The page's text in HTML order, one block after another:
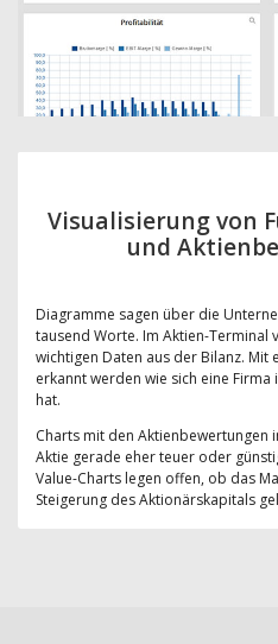
Visualisierung von
und
Diagramme sagen über die
tausend Worte. Im Aktien-Terminal
wichtigen Daten aus der Bilanz. Mit
erkannt werden wie sich eine
hat.
Charts mit den Aktienbewertungen
Aktie gerade eher teuer oder
Value-Charts legen offen, ob das
Steigerung des Aktionärskapitals